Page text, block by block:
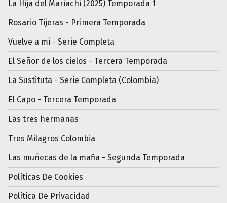
La Hija del Mariachi (2025) Temporada 1
Rosario Tijeras - Primera Temporada
Vuelve a mi - Serie Completa
El Señor de los cielos - Tercera Temporada
La Sustituta - Serie Completa (Colombia)
El Capo - Tercera Temporada
Las tres hermanas
Tres Milagros Colombia
Las muñecas de la mafia - Segunda Temporada
Políticas De Cookies
Política De Privacidad